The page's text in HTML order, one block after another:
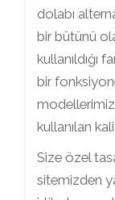
dolabı
bir bütünü
kullanıldığı
bir
kullanılan
Size özel
sitemizden